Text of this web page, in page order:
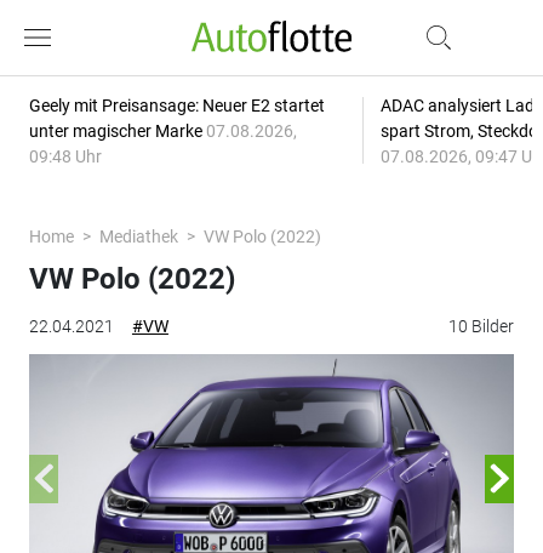
Geely mit Preisansage: Neuer E2 startet
unter magischer Marke 07.08.2026,
09:48 Uhr
ADAC analysiert
spart Strom,
07.08.2026, 09:47
Home Mediathek VW Polo (2022)
22.04.2021 #VW 10 Bilder
VW Polo (2022)